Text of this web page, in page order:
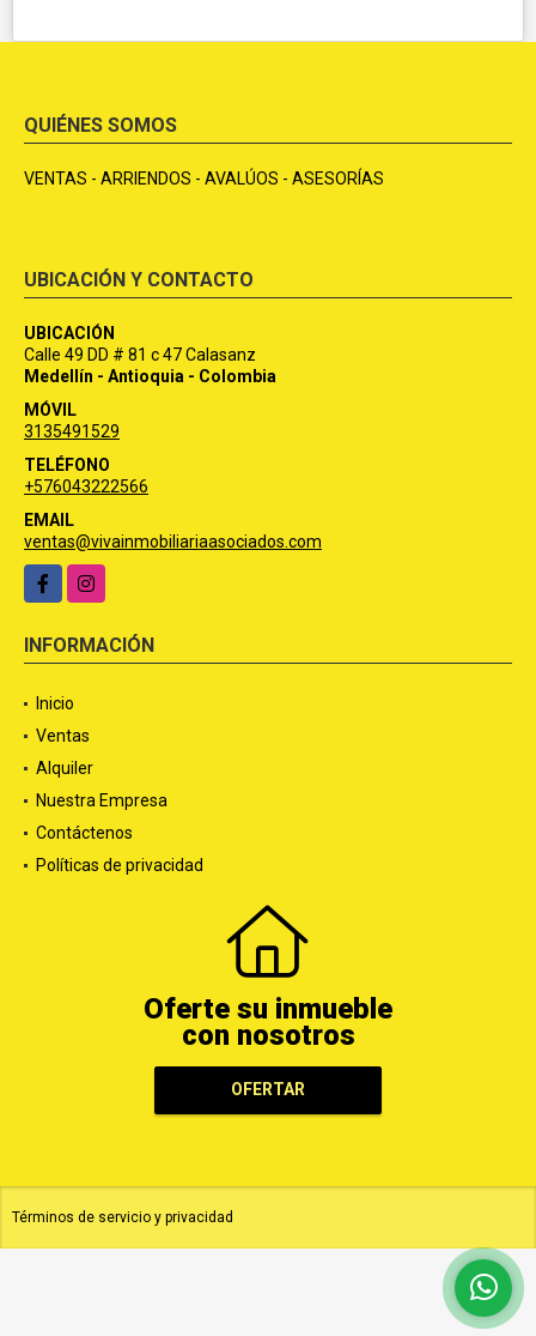
QUIÉNES SOMOS
VENTAS - ARRIENDOS - AVALÚOS - ASESORÍAS
UBICACIÓN Y CONTACTO
UBICACIÓN
Calle 49 DD # 81 c 47 Calasanz
Medellín - Antioquia - Colombia
MÓVIL
3135491529
TELÉFONO
+576043222566
EMAIL
ventas@vivainmobiliariaasociados.com
FacebookInstagram
INFORMACIÓN
Inicio
Ventas
Alquiler
Nuestra Empresa
Contáctenos
Políticas de privacidad
Oferte su inmueble
con nosotros
OFERTAR
Términos de servicio y privacidad